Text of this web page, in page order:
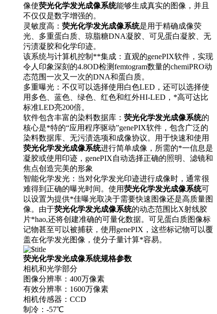
像使荧光化学发光成像系统能够生成真实的图像，并且
不仅仅是数字增强的。
灵敏度高： 荧光化学发光成像系统是用于精确成像荧
光、多重蛋白质、琼脂糖DNA凝胶、可见蛋白凝胶、无
污渍凝胶和化学印迹。
该系统与计算机控制**集成：直观的genePIX软件，实现
令人印象深刻的4.8OD检测femtogram数量的chemiPRO动
态范围一次又一次的DNA和蛋白质。
多重曝光：不仅可以选择使用白色LED，还可以选择使
用多色、蓝色、绿色、红色和红外HI-LED，*高可达比
标准LED亮200倍。
软件包含丰富的染料数据库： 荧光化学发光成像系统的
核心是*特的“应用程序驱动”genePIX软件，包含广泛的
染料数据库、无污渍选项和成像协议。用于快速和使用
荧光化学发光成像系统进行简单成像，所需的*一信息是
凝胶或使用印迹，genePIX自动选择正确的照明、滤镜和
焦点创造完美的形象
智能化学发光：当对化学发光印迹进行成像时，通常很
难得到正确的曝光时间。使用荧光化学发光成像系统可
以设置为提供*佳曝光取决于需要快速图像还是高质量图
像。由于荧光化学发光成像系统的动态范围比X射线胶
片*hao,还将创建准确的可量化数据。可见蛋白质图像标
记物甚至可以被捕获，使用genePIX，这些标记物可以覆
盖在化学发光图像，使分子量计算*容易。
荧光化学发光成像系统规格参数
相机和光学部分
图像分辨率：400万像素
有效分辨率：1600万像素
相机传感器：CCD
制冷：-57℃